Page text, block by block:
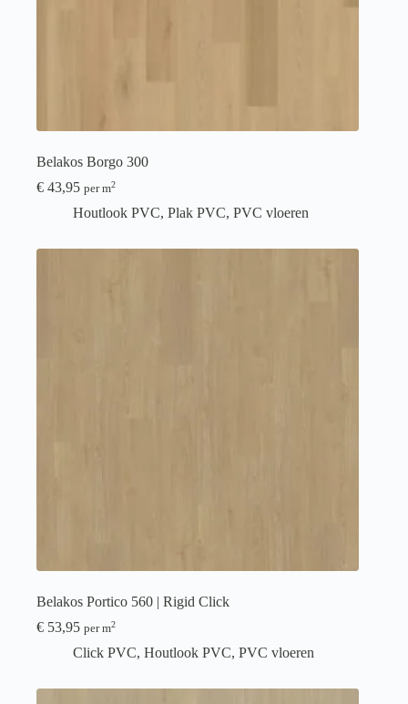
Belakos Borgo 300
€ 43,95 per m2
Houtlook PVC, Plak PVC, PVC vloeren
Belakos Portico 560 | Rigid Click
€ 53,95 per m2
Click PVC, Houtlook PVC, PVC vloeren